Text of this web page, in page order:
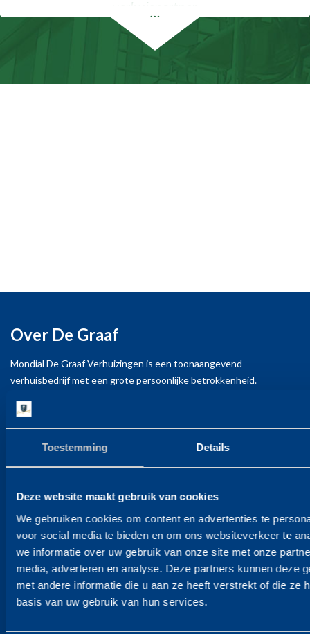
Toestemming Details
Deze website maakt gebruik van cookies
We gebruiken cookies om content en advertenties te
voor social media te bieden en om ons websiteverkeer te
we informatie over uw gebruik van onze site met onze
media, adverteren en analyse. Deze partners kunnen deze
met andere informatie die u aan ze heeft verstrekt of die ze
basis van uw gebruik van hun services.
verhuispartner.
Een van de aspecten die Mondial de Graaf
moderne technologieën en duurzaamheid. Ze
Mondial de Graaf Verhuizingen was hun
persoonlijke betrokkenheid bij het hele proces.
Vanaf het eerste contact was het duidelijk dat ze
echt geïnteresseerd waren in mijn specifieke
behoeften en wensen. Ze namen de tijd om mijn
vragen te beantwoorden en mij gerust te stellen
over het verloop van de verhuizing. Het team was
zeer professioneel en zorgde ervoor dat alles soepel
verliep.
Een ander aspect dat ik erg waardeerde, was de
prettige communicatie met het team van Mondial
de Graaf Verhuizingen. Ze waren altijd bereikbaar
…
Over De Graaf
Mondial De Graaf Verhuizingen is een toonaangevend
verhuisbedrijf met een grote persoonlijke betrokkenheid.
Voor ons is iedere verhuizing maatwerk. Dat geldt vanaf de eerste
kennismaking, tot het ophalen van de lege verhuisdozen als u
eenmaal gesetteld bent op uw nieuwe adres. Zorgeloos verhuizen?
Contact
Mondial de Graaf verhuizingen bv
Berenkoog 83
1822 BN Alkmaar
E info@degraaf.com